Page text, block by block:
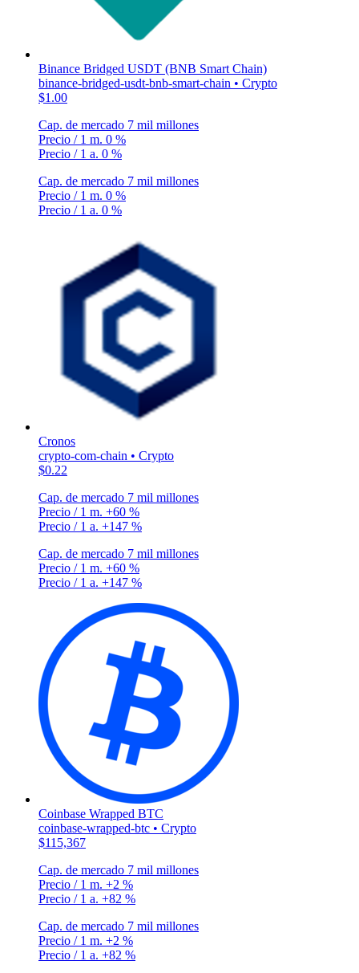
Binance Bridged USDT (BNB Smart Chain)
binance-bridged-usdt-bnb-smart-chain • Crypto
$1.00
Cap. de mercado 7 mil millones
Precio / 1 m. 0 %
Precio / 1 a. 0 %
Cap. de mercado 7 mil millones
Precio / 1 m. 0 %
Precio / 1 a. 0 %
Cronos
crypto-com-chain • Crypto
$0.22
Cap. de mercado 7 mil millones
Precio / 1 m. +60 %
Precio / 1 a. +147 %
Cap. de mercado 7 mil millones
Precio / 1 m. +60 %
Precio / 1 a. +147 %
Coinbase Wrapped BTC
coinbase-wrapped-btc • Crypto
$115,367
Cap. de mercado 7 mil millones
Precio / 1 m. +2 %
Precio / 1 a. +82 %
Cap. de mercado 7 mil millones
Precio / 1 m. +2 %
Precio / 1 a. +82 %